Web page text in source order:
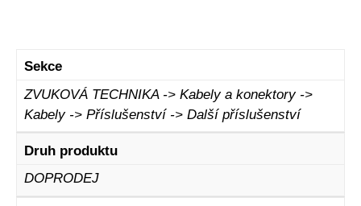
Sekce
ZVUKOVÁ TECHNIKA -> Kabely a konektory ->
Kabely -> Příslušenství -> Další příslušenství
Druh produktu
DOPRODEJ